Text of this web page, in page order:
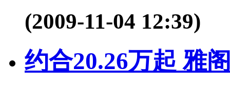
(2009-11-04 12:39)
约合20.26万起 雅